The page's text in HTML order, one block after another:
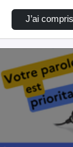
J’ai compris